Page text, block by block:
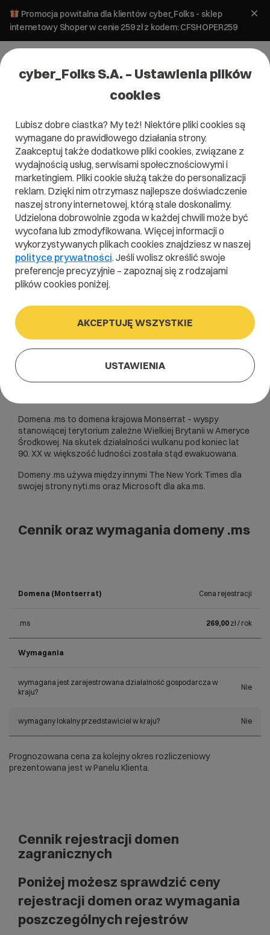
Promocja powitalna dla klientów cyber_Folks - sklep
internetowy Shoper w cenie 259 zł z kodem: CFSHOPER259
Domena .ms
Zarejestruj adres www z domeną Wyspy Montserrat
.ms
Szukaj
Domena .ms to domena krajowa Monserrat – wyspy
stanowiącej terytorium zależne Wielkiej Brytanii w Ameryce
Środkowej. Na skutek działalności wulkanu pod koniec lat
90. XX w. większość ludności została stąd ewakuowana.
Domeny .ms używa między innymi The New York Times dla
swojej strony nyti.ms oraz Microsoft dla aka.ms.
Cennik oraz wymagania domeny .ms
Domena (Montserrat) Cena rejestracji
.ms 269,00 zł / rok
Wymagania
wymagana jest zarejestrowana działalność gospodarcza w
kraju?
Nie
wymagany lokalny przedstawiciel w kraju? Nie
Prognozowana cena za kolejny okres rozliczeniowy
prezentowana jest w Panelu Klienta.
Cennik rejestracji domen
zagranicznych
Poniżej możesz sprawdzić ceny
rejestracji domen oraz wymagania
poszczególnych rejestrów
cyber_Folks S.A. – Ustawienia plików
cookies
Lubisz dobre ciastka? My też! Niektóre pliki cookies są
wymagane do prawidłowego działania strony.
Zaakceptuj także dodatkowe pliki cookies, związane z
wydajnością usług, serwisami społecznościowymi i
marketingiem. Pliki cookie służą także do personalizacji
reklam. Dzięki nim otrzymasz najlepsze doświadczenie
naszej strony internetowej, którą stale doskonalimy.
Udzielona dobrowolnie zgoda w każdej chwili może być
wycofana lub zmodyfikowana. Więcej informacji o
wykorzystywanych plikach cookies znajdziesz w naszej
polityce prywatności. Jeśli wolisz określić swoje
preferencje precyzyjnie – zapoznaj się z rodzajami
plików cookies poniżej.
AKCEPTUJĘ WSZYSTKIE
USTAWIENIA